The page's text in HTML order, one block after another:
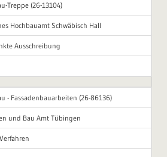
Treppe (26-13104)
Hochbauamt Schwäbisch Hall
Ausschreibung
- Fassadenbauarbeiten (26-86136)
und Bau Amt Tübingen